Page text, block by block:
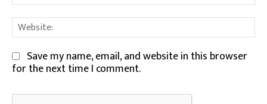
Save my name, email, and website in this browser
for the next time I comment.